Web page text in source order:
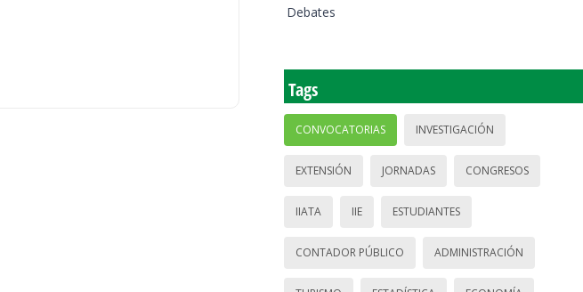
Debates
Tags
CONVOCATORIAS INVESTIGACIÓN
EXTENSIÓN JORNADAS CONGRESOS
IIATA IIE ESTUDIANTES
CONTADOR PÚBLICO ADMINISTRACIÓN